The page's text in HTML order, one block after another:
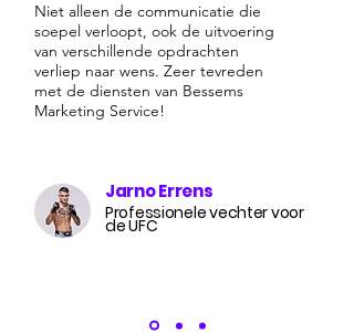
Niet alleen de communicatie die
soepel verloopt, ook de uitvoering
van verschillende opdrachten
verliep naar wens. Zeer tevreden
met de diensten van Bessems
Marketing Service!
Jarno Errens
Professionele vechter voor
de UFC